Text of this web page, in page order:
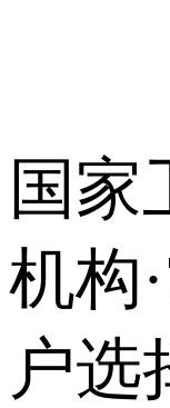
国家
机构
户选